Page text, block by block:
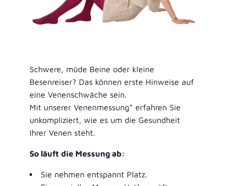
Schwere, müde Beine oder kleine
Besenreiser? Das können erste Hinweise auf
eine Venenschwäche sein.
Mit unserer Venenmessung* erfahren Sie
unkompliziert, wie es um die Gesundheit
Ihrer Venen steht.
So läuft die Messung ab:
Sie nehmen entspannt Platz.